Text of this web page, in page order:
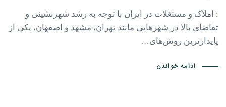
: املاک و مستغلات در ایران با توجه به رشد شهرنشینی و
تقاضای بالا در شهرهایی مانند تهران، مشهد و اصفهان، یکی از
پایدارترین روش‌های…
ادامه خواندن